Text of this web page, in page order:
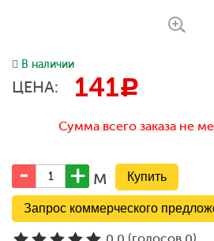
В наличии
ЦЕНА: 141c
Сумма всего заказа не
м
Запрос коммерческого